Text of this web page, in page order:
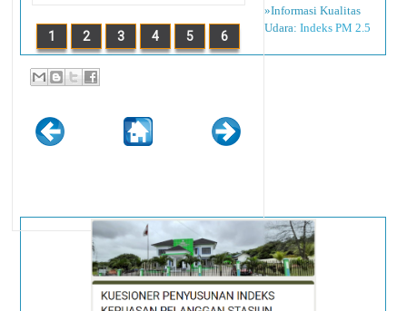
1 2 3 4 5 6
»Informasi Kualitas
Udara: Indeks PM 2.5